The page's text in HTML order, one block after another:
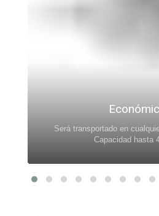
Será transportado en
Capacidad hasta